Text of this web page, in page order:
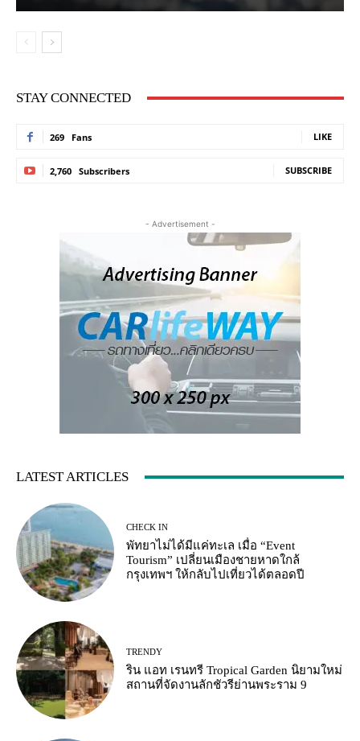
STAY CONNECTED
269 Fans LIKE
2,760 Subscribers SUBSCRIBE
- Advertisement -
LATEST ARTICLES
CHECK IN
พัทยาไม่ได้มีแค่ทะเล เมื่อ “Event
Tourism” เปลี่ยนเมืองชายหาดใกล้
กรุงเทพฯ ให้กลับไปเที่ยวได้ตลอดปี
TRENDY
ริน แอท เรนทรี Tropical Garden นิยามใหม่
สถานที่จัดงานลักชัวรีย่านพระราม 9